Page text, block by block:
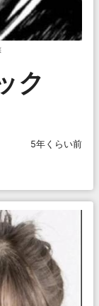
ク
5年くらい前